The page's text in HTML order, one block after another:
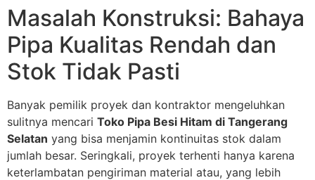
Masalah Konstruksi: Bahaya
Pipa Kualitas Rendah dan
Stok Tidak Pasti
Banyak pemilik proyek dan kontraktor mengeluhkan
sulitnya mencari Toko Pipa Besi Hitam di Tangerang
Selatan yang bisa menjamin kontinuitas stok dalam
jumlah besar. Seringkali, proyek terhenti hanya karena
keterlambatan pengiriman material atau, yang lebih